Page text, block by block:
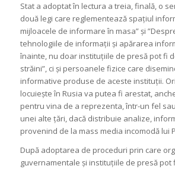
Stat a adoptat în lectura a treia, finală, o
două legi care reglementează spațiul
mijloacele de informare în masa” și
tehnologiile de informații și apărarea
înainte, nu doar instituțiile de presă pot fi
străini”, ci și persoanele fizice care
informative produse de aceste instituții.
locuiește în Rusia va putea fi arestat,
pentru vina de a reprezenta, într-un fel
unei alte țări, dacă distribuie analize,
provenind de la mass media incomodă lui
După adoptarea de proceduri prin care
guvernamentale și instituțiile de presă pot